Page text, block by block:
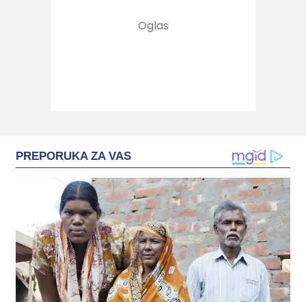
PREPORUKA ZA VAS